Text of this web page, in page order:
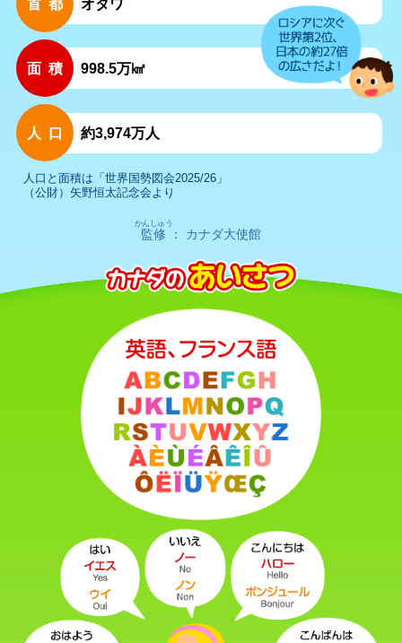
首都 オタワ
面積 998.5万㎢
人口 約3,974万人
人口と面積は「世界国勢図会2025/26」
（公財）矢野恒太記念会より
監修
かんしゅう
： カナダ大使館